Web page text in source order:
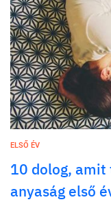
ELSŐ ÉV
10 dolog, amit
anyaság első